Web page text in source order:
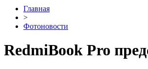
Главная
>
Фотоновости
RedmiBook Pro